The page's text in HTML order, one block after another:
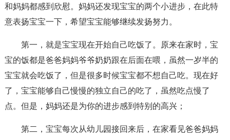
和妈妈都感到欣慰。妈妈还发现宝宝的两个小进步，在此特
意表扬宝宝一下，希望宝宝能够继续发扬努力。
第一，就是宝宝现在开始自己吃饭了。原来在家时，宝
宝的饭都是爸爸妈妈爷爷奶奶跟在后面在喂，虽然一岁半的
宝宝就会吃饭了，但是很多时候宝宝都不想自己吃。现在好
了，宝宝能够自己慢慢的独立自己的吃了，虽然吃点慢了
点。但是，妈妈还是为你的进步感到特别的高兴；
第二，宝宝每次从幼儿园接回来后，在家看见爸爸妈妈